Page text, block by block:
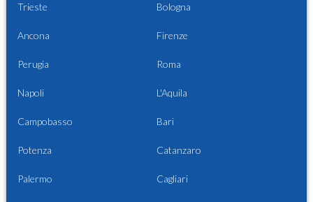
Trieste Bologna
Ancona Firenze
Perugia Roma
Napoli L'Aquila
Campobasso Bari
Potenza Catanzaro
Palermo Cagliari